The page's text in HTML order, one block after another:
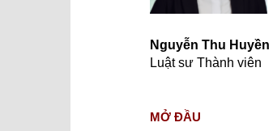
Nguyễn Thu Huyền
Luật sư Thành viên
MỞ ĐẦU